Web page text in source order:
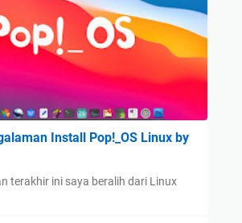
Install Pop!_OS Linux by
terakhir ini saya beralih dari Linux